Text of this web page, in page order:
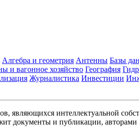
Алгебра и геометрия Антенны Базы
и вагонное хозяйство География
Журналистика Инвестиции
являющихся интеллектуальной
документы и публикации, авторами